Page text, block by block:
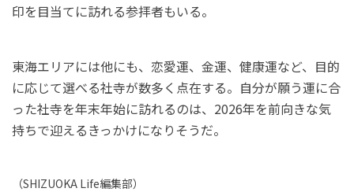
印を目当てに訪れる参拝者もいる。
東海エリアには他にも、恋愛運、金運、健康運など、目的
に応じて選べる社寺が数多く点在する。自分が願う運に合
った社寺を年末年始に訪れるのは、2026年を前向きな気
持ちで迎えるきっかけになりそうだ。
（SHIZUOKA Life編集部）